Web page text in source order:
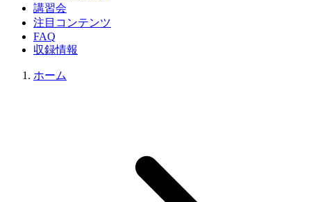
講習会
注目コンテンツ
FAQ
収録情報
ホーム